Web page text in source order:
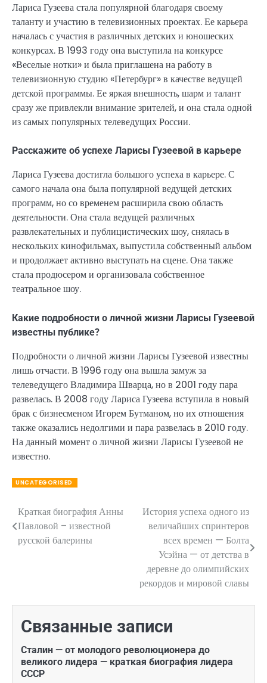
Лариса Гузеева стала популярной благодаря своему
таланту и участию в телевизионных проектах. Ее карьера
началась с участия в различных детских и юношеских
конкурсах. В 1993 году она выступила на конкурсе
«Веселые нотки» и была приглашена на работу в
телевизионную студию «Петербург» в качестве ведущей
детской программы. Ее яркая внешность, шарм и талант
сразу же привлекли внимание зрителей, и она стала одной
из самых популярных телеведущих России.
Расскажите об успехе Ларисы Гузеевой в карьере
Лариса Гузеева достигла большого успеха в карьере. С
самого начала она была популярной ведущей детских
программ, но со временем расширила свою область
деятельности. Она стала ведущей различных
развлекательных и публицистических шоу, снялась в
нескольких кинофильмах, выпустила собственный альбом
и продолжает активно выступать на сцене. Она также
стала продюсером и организовала собственное
театральное шоу.
Какие подробности о личной жизни Ларисы Гузеевой
известны публике?
Подробности о личной жизни Ларисы Гузеевой известны
лишь отчасти. В 1996 году она вышла замуж за
телеведущего Владимира Шварца, но в 2001 году пара
развелась. В 2008 году Лариса Гузеева вступила в новый
брак с бизнесменом Игорем Бутманом, но их отношения
также оказались недолгими и пара развелась в 2010 году.
На данный момент о личной жизни Ларисы Гузеевой не
известно.
UNCATEGORISED
Навигация
по
Краткая биография Анны
Павловой – известной
русской балерины
История успеха одного из
величайших спринтеров
всех времен — Болта
Усэйна — от детства в
деревне до олимпийских
рекордов и мировой славы
Связанные записи
Сталин — от молодого революционера до
великого лидера — краткая биография лидера
СССР